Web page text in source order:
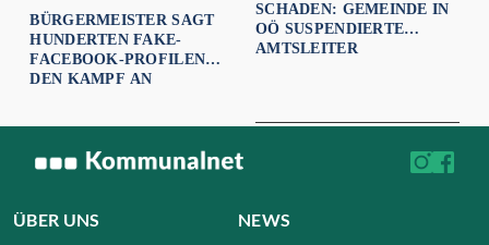
BÜRGERMEISTER SAGT
HUNDERTEN FAKE-
FACEBOOK-PROFILEN
DEN KAMPF AN
SCHADEN: GEMEINDE IN
OÖ SUSPENDIERTE
AMTSLEITER
ÜBER UNS NEWS